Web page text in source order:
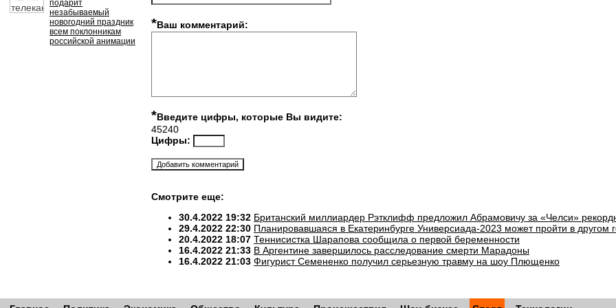
подарит
незабываемый
новогодний праздник
всем поклонникам
российской анимации
*Ваш комментарий:
*Введите цифры, которые Вы видите:
45240
Цифры:
Смотрите еще:
30.4.2022 19:32 Британский миллиардер Рэтклифф предложил Абрамовичу за «Челси»
29.4.2022 22:30 Планировавшаяся в Екатеринбурге Универсиада-2023 может пройти в другом
20.4.2022 18:07 Теннисистка Шарапова сообщила о первой беременности
16.4.2022 21:33 В Аргентине завершилось расследование смерти Марадоны
16.4.2022 21:03 Фигурист Семененко получил серьезную травму на шоу Плющенко